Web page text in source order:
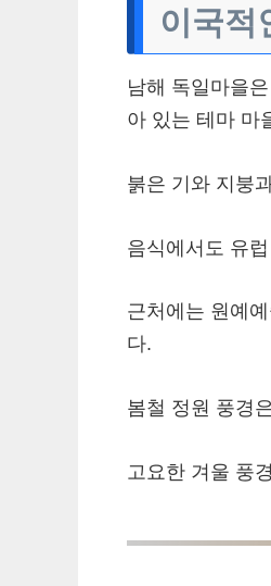
이국적
남해 독일마을
아 있는 테마 마
붉은 기와 지붕
음식에서도 유
근처에는 원예
다.
봄철 정원 풍경
고요한 겨울 풍